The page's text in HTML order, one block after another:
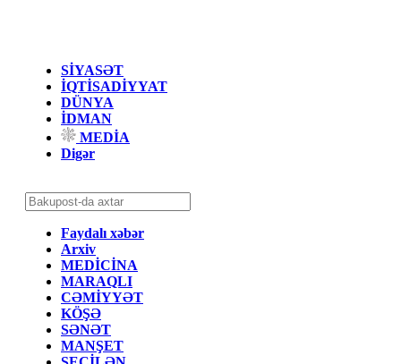
SİYASƏT
İQTİSADİYYAT
DÜNYA
İDMAN
MEDİA
Digər
Faydalı xəbər
Arxiv
MEDİCİNA
MARAQLI
CƏMİYYƏT
KÖŞƏ
SƏNƏT
MANŞET